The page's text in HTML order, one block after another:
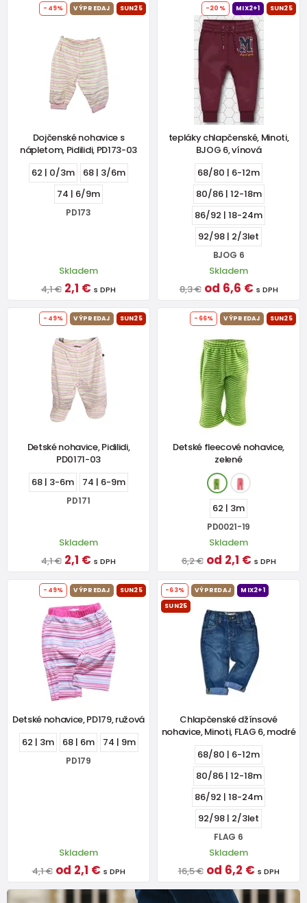
-49% VÝPREDAJ SUN25
Dojčenské nohavice s
nápletom, Pidilidi, PD173-03
62 | 0/3m
68 | 3/6m
74 | 6/9m
PD173
Skladem
4,1 € 2,1 € s DPH
-20% MIX2+1 SUN25
tepláky chlapčenské, Minoti,
BJOG 6, vínová
68/80 | 6-12m
80/86 | 12-18m
86/92 | 18-24m
92/98 | 2/3let
BJOG 6
Skladem
8,3 € od 6,6 € s DPH
-49% VÝPREDAJ SUN25
Detské nohavice, Pidilidi,
PD0171-03
68 | 3-6m
74 | 6-9m
PD171
Skladem
4,1 € 2,1 € s DPH
-66% VÝPREDAJ SUN25
Detské fleecové nohavice,
zelené
62 | 3m
PD0021-19
Skladem
6,2 € od 2,1 € s DPH
-49% VÝPREDAJ SUN25
Detské nohavice, PD179, ružová
62 | 3m
68 | 6m 74 | 9m
PD179
Skladem
4,1 € od 2,1 € s DPH
-63% VÝPREDAJ
MIX2+1
SUN25
Chlapčenské džínsové
nohavice, Minoti, FLAG 6, modré
68/80 | 6-12m
80/86 | 12-18m
86/92 | 18-24m
92/98 | 2/3let
FLAG 6
Skladem
16,5 € od 6,2 € s DPH